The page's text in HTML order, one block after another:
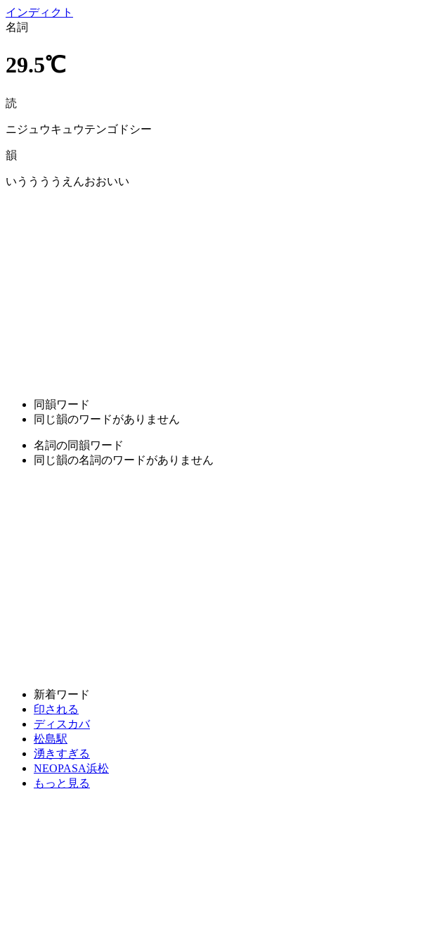
インディクト
名詞
29.5℃
読
ニジュウキュウテンゴドシー
韻
いううううえんおおいい
同韻ワード
同じ韻のワードがありません
名詞の同韻ワード
同じ韻の名詞のワードがありません
新着ワード
印される
ディスカバ
松島駅
湧きすぎる
NEOPASA浜松
もっと見る